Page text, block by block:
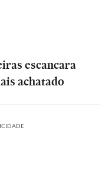
escancara
achatado